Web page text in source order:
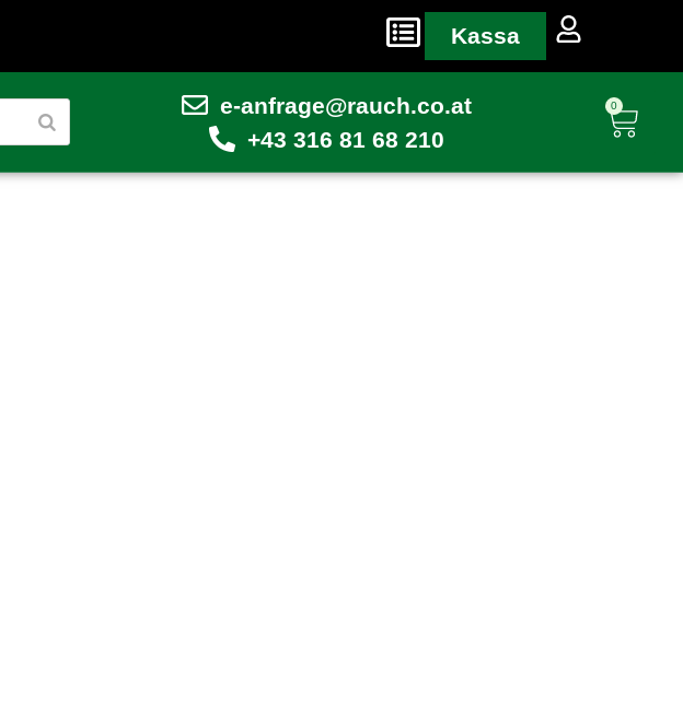
Kassa
e-anfrage@rauch.co.at
+43 316 81 68 210
0